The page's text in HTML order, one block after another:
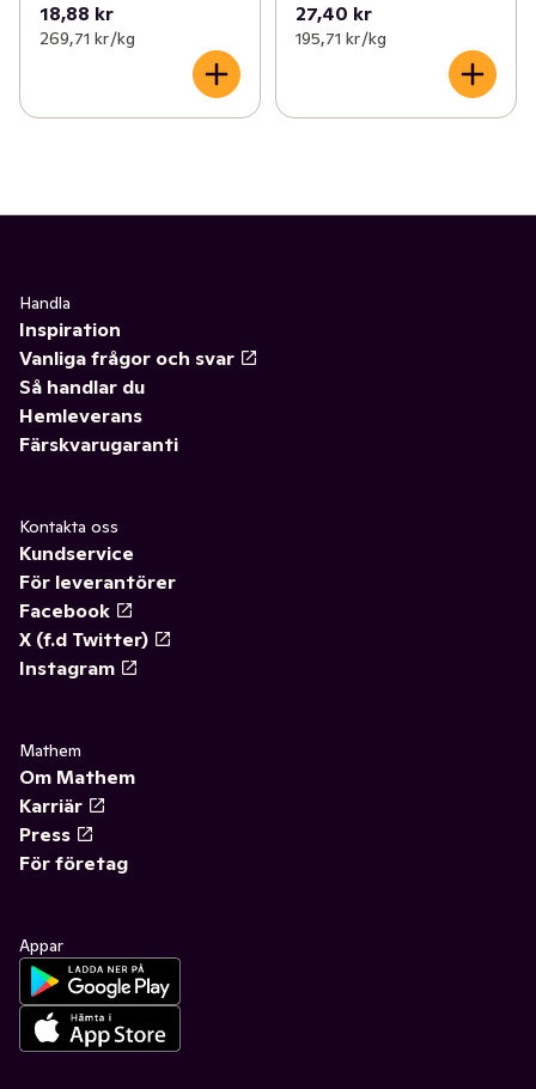
18,88 kr
269,71 kr /kg
27,40 kr
195,71 kr /kg
Handla
Inspiration
Vanliga frågor och svar
Så handlar du
Hemleverans
Färskvarugaranti
Kontakta oss
Kundservice
För leverantörer
Facebook
X (f.d Twitter)
Instagram
Mathem
Om Mathem
Karriär
Press
För företag
Appar